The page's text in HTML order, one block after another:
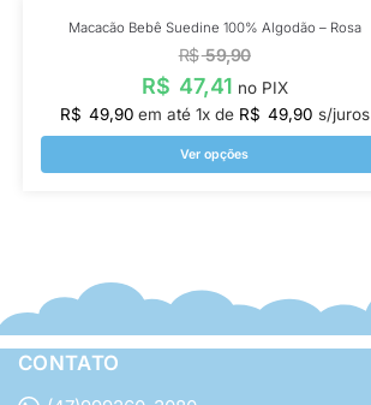
Macacão Bebê Suedine 100% Algodão – Rosa
R$59,90
R$ 47,41 no PIX
R$ 49,90 em até 1x de R$ 49,90 s/juros
Ver opções
CONTATO